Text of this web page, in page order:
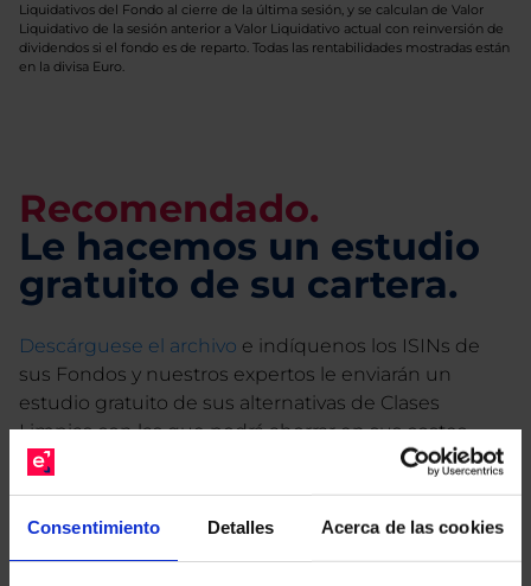
Consentimiento Detalles Acerca de las cookies
Liquidativos del Fondo al cierre de la última sesión, y se calculan de Valor
Liquidativo de la sesión anterior a Valor Liquidativo actual con reinversión de
dividendos si el fondo es de reparto. Todas las rentabilidades mostradas están
en la divisa Euro.
Recomendado.
Le hacemos un estudio
gratuito de su cartera.
Descárguese el archivo e indíquenos los ISINs de
sus Fondos y nuestros expertos le enviarán un
estudio gratuito de sus alternativas de Clases
Limpias con las que podrá ahorrar en sus costes.